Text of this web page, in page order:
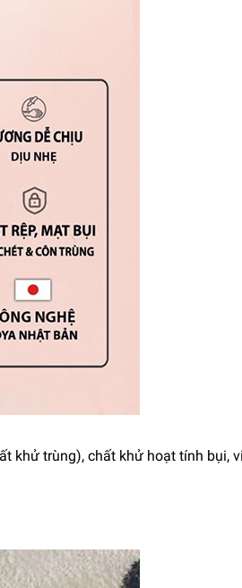
khử trùng), chất khử hoạt tính bụi,